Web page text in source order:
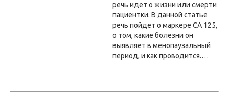
речь идет о жизни или смерти
пациентки. В данной статье
речь пойдет о маркере СА 125,
о том, какие болезни он
выявляет в менопаузальный
период, и как проводится.…